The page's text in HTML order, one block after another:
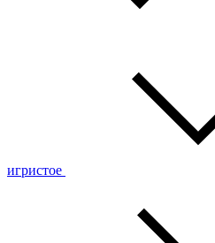
игристое